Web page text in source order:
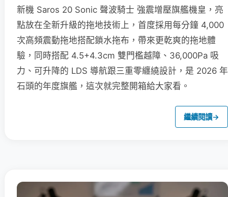
新機 Saros 20 Sonic 聲波騎士 強震增壓旗艦機皇，亮
點放在全新升級的拖地技術上，首度採用每分鐘 4,000
次高頻震動拖地搭配鎖水拖布，帶來更乾爽的拖地體
驗，同時搭配 4.5+4.3cm 雙門檻越障、36,000Pa 吸
力、可升降的 LDS 導航跟三重零纏繞設計，是 2026 年
石頭的年度旗艦，這次就完整開箱給大家看。
繼續閱讀→